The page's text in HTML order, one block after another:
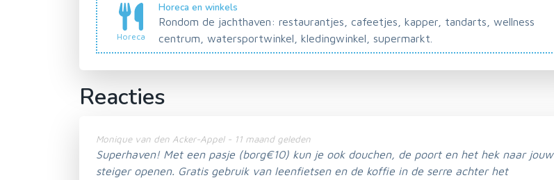
Horeca
Horeca en winkels
Rondom de jachthaven: restaurantjes, cafeetjes, kapper, tandarts, wellness
centrum, watersportwinkel, kledingwinkel, supermarkt.
Reacties
Monique van den Acker-Appel - 11 maand geleden
Superhaven! Met een pasje (borg€10) kun je ook douchen, de poort en het hek naar jouw
steiger openen. Gratis gebruik van leenfietsen en de koffie in de serre achter het